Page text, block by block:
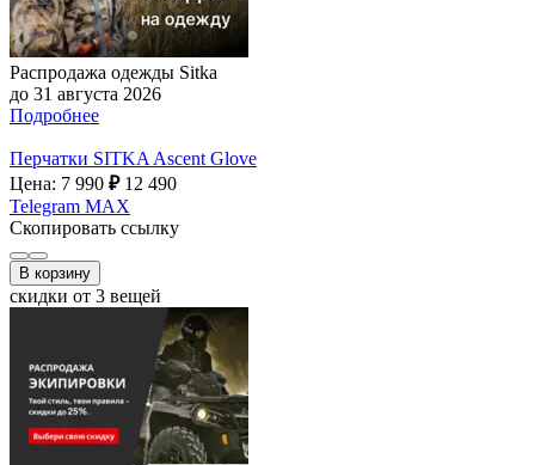
Распродажа одежды Sitka
до 31 августа 2026
Подробнее
Перчатки SITKA Ascent Glove
Цена: 7 990 ₽ 12 490
Telegram MAX
Скопировать ссылку
В корзину
скидки от 3 вещей